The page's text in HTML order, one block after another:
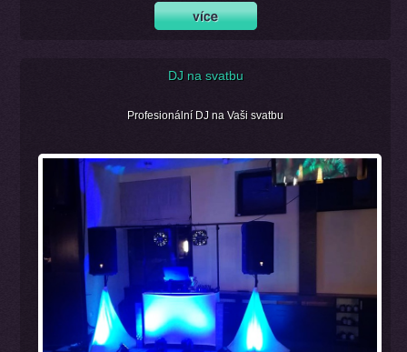
DJ na svatbu
Profesionální DJ na Vaši svatbu